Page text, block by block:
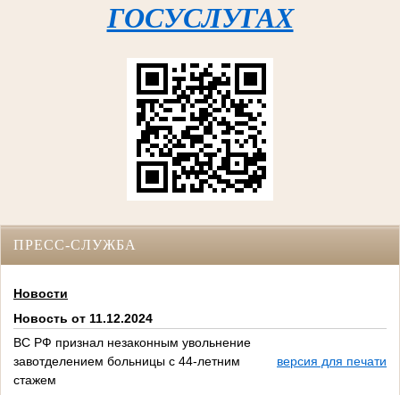
ГОСУСЛУГАХ
ПРЕСС-СЛУЖБА
Новости
Новость от 11.12.2024
ВС РФ признал незаконным увольнение
завотделением больницы с 44-летним
стажем
версия для печати